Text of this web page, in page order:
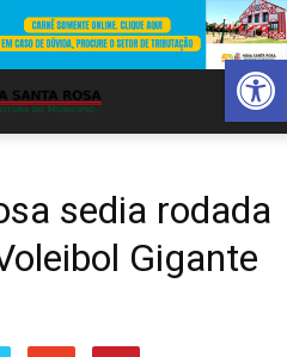
Abrir
sedia rodada
Gigante